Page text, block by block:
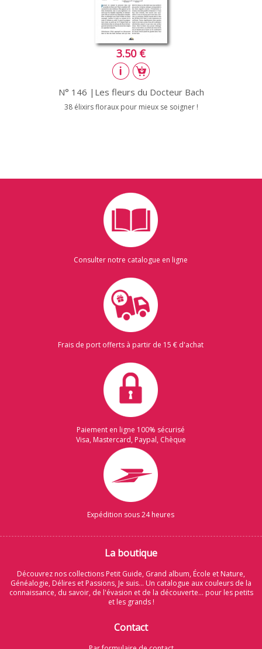
3.50 €
N° 146 |Les fleurs du Docteur Bach
38 élixirs floraux pour mieux se soigner !
Consulter notre catalogue en ligne
Frais de port offerts à partir de 15 € d'achat
Paiement en ligne 100% sécurisé
Visa, Mastercard, Paypal, Chèque
Expédition sous 24 heures
La boutique
Découvrez nos collections Petit Guide, Grand album, École et Nature,
Généalogie, Délires et Passions, Je suis... Un catalogue aux couleurs de la
connaissance, du savoir, de l'évasion et de la découverte... pour les petits
et les grands !
Contact